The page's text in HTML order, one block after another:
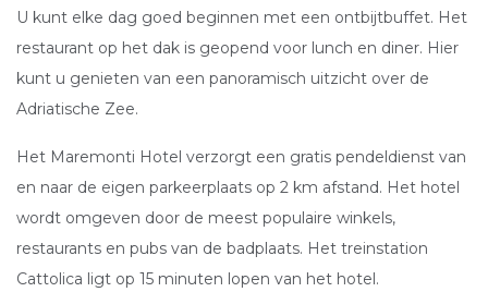
U kunt elke dag goed beginnen met een ontbijtbuffet. Het
restaurant op het dak is geopend voor lunch en diner. Hier
kunt u genieten van een panoramisch uitzicht over de
Adriatische Zee.
Het Maremonti Hotel verzorgt een gratis pendeldienst van
en naar de eigen parkeerplaats op 2 km afstand. Het hotel
wordt omgeven door de meest populaire winkels,
restaurants en pubs van de badplaats. Het treinstation
Cattolica ligt op 15 minuten lopen van het hotel.